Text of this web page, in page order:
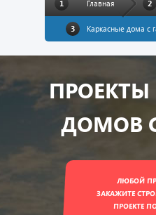
Главная
Каркасные дома с
ДОМОВ
ЛЮБОЙ
ЗАКАЖИТЕ
ПРОЕКТЕ